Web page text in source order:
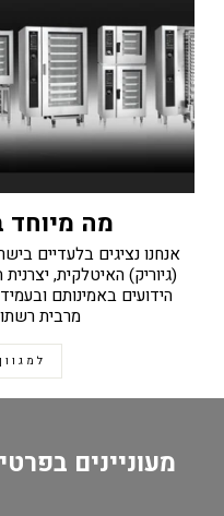
מה מיוחד
(גיוריק) האיטלקית, יצרנית
הידועים באמינותם
מרבית
מעוניינים